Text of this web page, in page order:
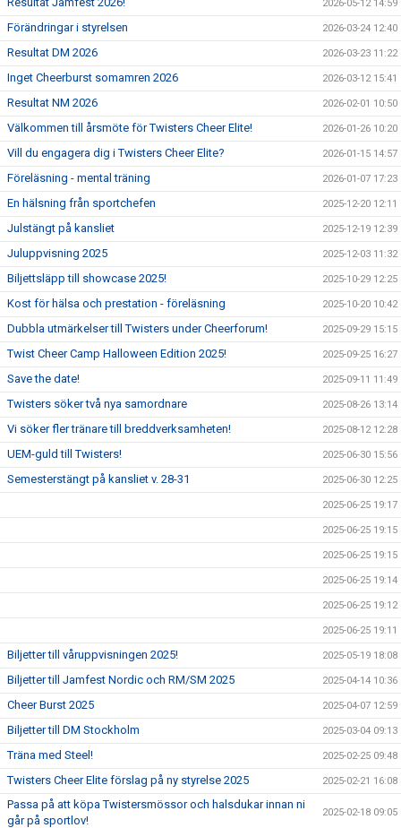
2026-05-12 14:59
Förändringar i styrelsen 2026-03-24 12:40
Resultat DM 2026 2026-03-23 11:22
Inget Cheerburst somamren 2026 2026-03-12 15:41
Resultat NM 2026 2026-02-01 10:50
Välkommen till årsmöte för Twisters Cheer Elite! 2026-01-26 10:20
Vill du engagera dig i Twisters Cheer Elite? 2026-01-15 14:57
Föreläsning - mental träning 2026-01-07 17:23
En hälsning från sportchefen 2025-12-20 12:11
Julstängt på kansliet 2025-12-19 12:39
Juluppvisning 2025 2025-12-03 11:32
Biljettsläpp till showcase 2025! 2025-10-29 12:25
Kost för hälsa och prestation - föreläsning 2025-10-20 10:42
Dubbla utmärkelser till Twisters under Cheerforum! 2025-09-29 15:15
Twist Cheer Camp Halloween Edition 2025! 2025-09-25 16:27
Save the date! 2025-09-11 11:49
Twisters söker två nya samordnare 2025-08-26 13:14
Vi söker fler tränare till breddverksamheten! 2025-08-12 12:28
UEM-guld till Twisters! 2025-06-30 15:56
Semesterstängt på kansliet v. 28-31 2025-06-30 12:25
2025-06-25 19:17
2025-06-25 19:15
2025-06-25 19:15
2025-06-25 19:14
2025-06-25 19:12
2025-06-25 19:11
Biljetter till våruppvisningen 2025! 2025-05-19 18:08
Biljetter till Jamfest Nordic och RM/SM 2025 2025-04-14 10:36
Cheer Burst 2025 2025-04-07 12:59
Biljetter till DM Stockholm 2025-03-04 09:13
Träna med Steel! 2025-02-25 09:48
Twisters Cheer Elite förslag på ny styrelse 2025 2025-02-21 16:08
Passa på att köpa Twistersmössor och halsdukar innan ni
går på sportlov!
2025-02-18 09:05